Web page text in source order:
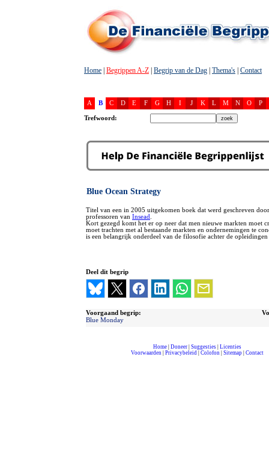
Home Begrippen A-Z Begrip van de Dag Thema's Contact
A B C D E F G H I J K L M N O P
Trefwoord:
Blue Ocean Strategy
Titel van een in 2005 uitgekomen boek dat werd geschreven
professoren van Insead
Kort gezegd komt het er op neer dat men nieuwe markten moet
moet trachten met al bestaande markten en ondernemingen te
is een belangrijk onderdeel van de filosofie achter de opleidingen
Deel dit begrip
Voorgaand begrip:
Blue Monday
Home| Doneer| Suggesties| Licenties
Voorwaarden| Privacybeleid| Colofon| Sitemap| Contact